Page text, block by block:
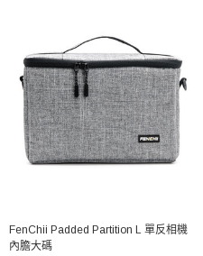
FenChii Padded Partition L 單反相機
內膽大碼